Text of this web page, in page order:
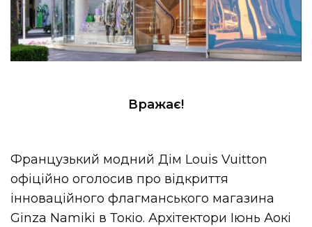
Вражає!
Французький модний Дім Louis Vuitton
офіційно оголосив про відкриття
інноваційного флагманського магазина
Ginza Namiki в Токіо. Архітектори Іюнь Аокі